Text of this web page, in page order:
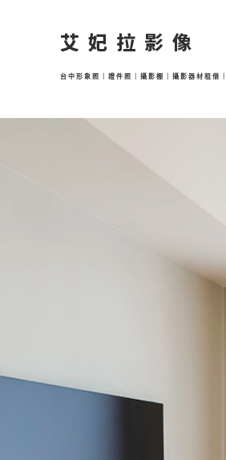
艾妃拉影像
台中形象照｜證件照｜攝影棚｜攝影器材租借｜